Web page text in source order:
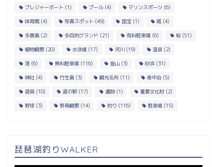
プレジャーボート (1) プール(4) マリンスポーツ (6)
体育館 (4) 写真スポット (49) 国宝 (1) 城 (4)
多景島 (2) 多目的グランド (21) 有料駐車場 (6) 桜 (51)
植物観察 (20) 水泳場 (17) 河川 (19) 温泉 (2)
港 (6) 無料駐車場 (116) 登山 (3) 砂浜 (31)
神社 (4) 竹生島 (3) 観光名所 (11) 車中泊 (5)
遊具 (10) 道の駅 (17) 遺跡(1) 重要文化財 (2)
野球 (3) 野鳥観察 (14) 釣り (116) 駐車場 (15)
琵琶湖釣りWALKER